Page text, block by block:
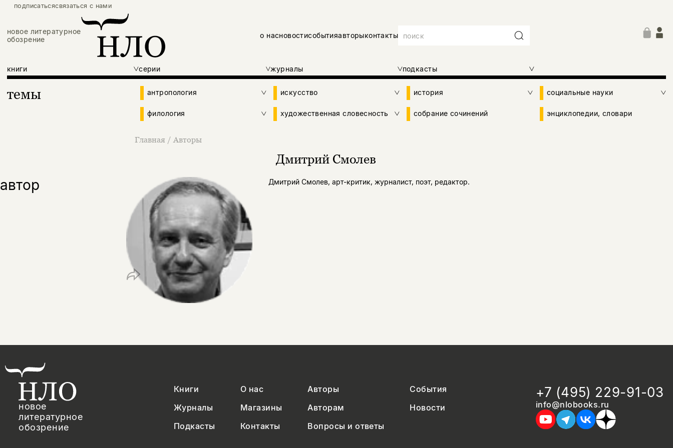
подписатьсясвязаться с нами
новое литературное
обозрение
о насновостисобытияавторыконтакты
книги серии журналы подкасты
темы антропология искусство история социальные науки
филология художественная словесность собрание сочинений энциклопедии, словари
Главная / Авторы
Дмитрий Смолев
автор Дмитрий Смолев, арт-критик, журналист, поэт, редактор.
новое
литературное
обозрение
Книги О нас Авторы
События
Журналы
Магазины Авторам
Новости
Подкасты
Контакты Вопросы и ответы
+7 (495) 229-91-03
info@nlobooks.ru